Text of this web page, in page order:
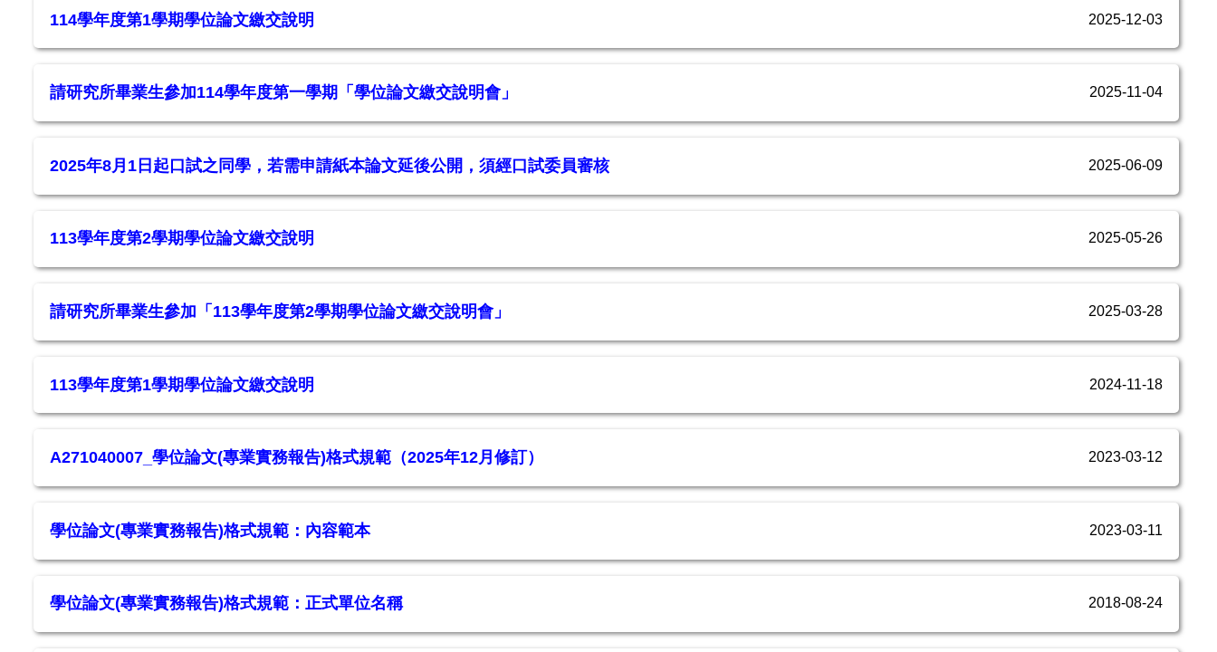
114學年度第1學期學位論文繳交說明 2025-12-03
請研究所畢業生參加114學年度第一學期「學位論文繳交說明會」 2025-11-04
2025年8月1日起口試之同學，若需申請紙本論文延後公開，須經口試委員審核 2025-06-09
113學年度第2學期學位論文繳交說明 2025-05-26
請研究所畢業生參加「113學年度第2學期學位論文繳交說明會」 2025-03-28
113學年度第1學期學位論文繳交說明 2024-11-18
A271040007_學位論文(專業實務報告)格式規範（2025年12月修訂） 2023-03-12
學位論文(專業實務報告)格式規範：內容範本 2023-03-11
學位論文(專業實務報告)格式規範：正式單位名稱 2018-08-24